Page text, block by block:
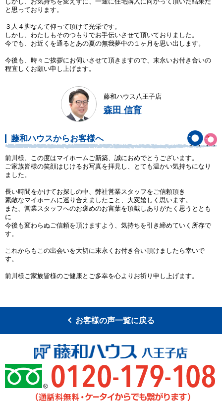
と思っております。
３人４脚なんて仰って頂けて光栄です。
しかし、わたしもそのつもりでお手伝いさせて頂いておりました。
今でも、お近くを通るとあの夏の無我夢中の１ヶ月を思い出します。
今後も、時々ご挨拶にお伺いさせて頂きますので、末永いお付き合いの
程宜しくお願い申し上げます。
藤和ハウス八王子店
森田 信育
藤和ハウスからお客様へ
前川様、この度はマイホームご新築、誠におめでとうございます。
ご家族皆様の笑顔はじけるお写真を拝見し、とても温かい気持ちになり
ました。
長い時間をかけてお探しの中、弊社営業スタッフをご信頼頂き
素敵なマイホームに巡り合えましたこと、大変嬉しく思います。
また、営業スタッフへのお褒めのお言葉を頂戴しありがたく思うととも
に
今後も変わらぬご信頼を頂けますよう、気持ちを引き締めていく所存で
す。
これからもこの出会いを大切に末永くお付き合い頂けましたら幸いで
す。
前川様ご家族皆様のご健康とご多幸を心よりお祈り申し上げます。
お客様の声一覧に戻る